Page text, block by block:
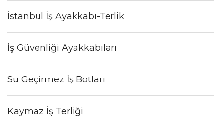
İstanbul İş Ayakkabı-Terlik
İş Güvenliği Ayakkabıları
Su Geçirmez İş Botları
Kaymaz İş Terliği